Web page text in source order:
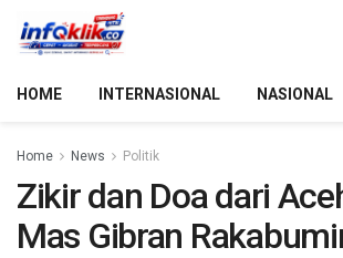
HOME INTERNASIONAL NASIONAL
Home News Politik
Zikir dan Doa dari
Mas Gibran